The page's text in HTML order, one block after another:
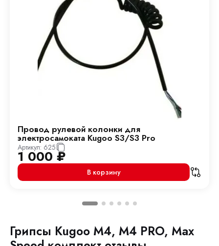
Провод рулевой колонки для
электросамоката Kugoo S3/S3 Pro
Артикул: 625
1 000 ₽
В корзину
Грипсы Kugoo M4, M4 PRO, Max